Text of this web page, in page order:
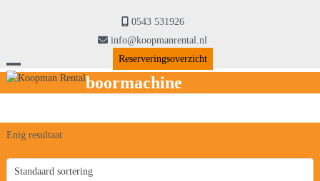
0543 531926
info@koopmanrental.nl
Reserveringsoverzicht
Open
menu
Close
menu
boormachine
Enig resultaat